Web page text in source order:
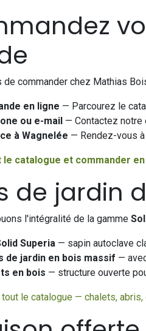
de commander chez Mathias
en ligne — Parcourez le
ou e-mail — Contactez notre
à Wagnelée — Rendez-vous
catalogue et commander
de jardin
l'intégralité de la gamme
Superia — sapin autoclave
de jardin en bois massif —
en bois — structure ouverte
le catalogue — chalets, abris,